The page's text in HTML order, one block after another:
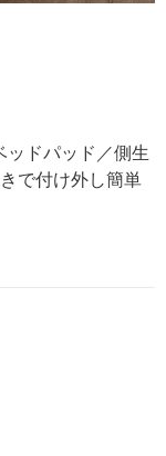
ッドパッド／側生
で付け外し簡単